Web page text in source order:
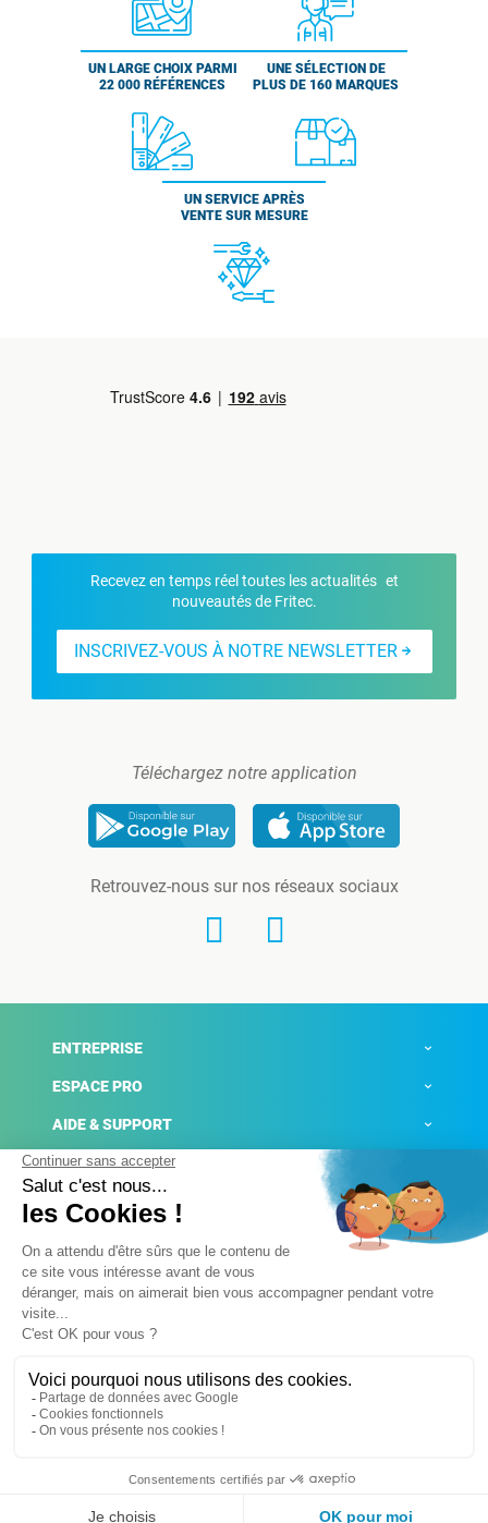
UN LARGE CHOIX PARMI
22 000 RÉFÉRENCES
UNE SÉLECTION DE
PLUS DE 160 MARQUES
UN SERVICE APRÈS
VENTE SUR MESURE
Recevez en temps réel toutes les actualités et
nouveautés de Fritec.
INSCRIVEZ-VOUS À NOTRE NEWSLETTER
Téléchargez notre application
Retrouvez-nous sur nos réseaux sociaux
ENTREPRISE
ESPACE PRO
AIDE & SUPPORT
ACTUALITÉS
Mentions légales
Conditions générales de ventes
Plateforme de signalement